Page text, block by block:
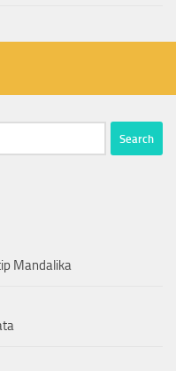
Mandalika